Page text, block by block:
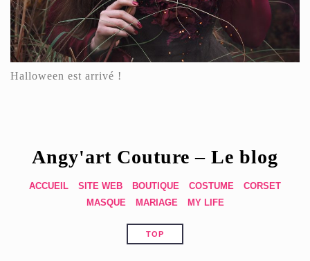
Halloween est arrivé !
Angy'art Couture – Le blog
ACCUEIL SITE WEB BOUTIQUE COSTUME
CORSET
MASQUE
MARIAGE MY LIFE
TOP